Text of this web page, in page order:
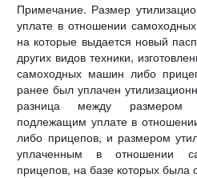
Примечание. Размер
уплате в отношении
на которые выдается новый
других видов техники,
самоходных машин либо
ранее был уплачен
разница между размером
подлежащим уплате в
либо прицепов, и размером
уплаченным в отношении
прицепов, на базе которых была